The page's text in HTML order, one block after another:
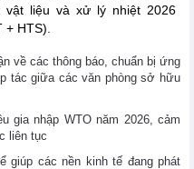
vật liệu và xử lý nhiệt 2026
+ HTS).
về các thông báo, chuẩn bị ứng
tác giữa các văn phòng sở hữu
gia nhập WTO năm 2026, cảm
liên tục
giúp các nền kinh tế đang phát